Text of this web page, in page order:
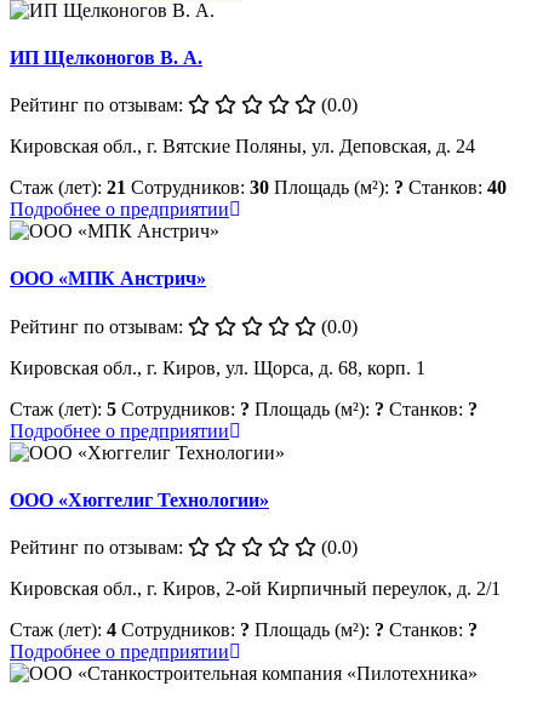
ИП Щелконогов В. А.
Рейтинг по отзывам:
(0.0)
Кировская обл., г. Вятские Поляны, ул. Деповская, д. 24
Стаж (лет): 21 Сотрудников: 30 Площадь (м²): ? Станков: 40
Подробнее о предприятии
ООО «МПК Анстрич»
Рейтинг по отзывам:
(0.0)
Кировская обл., г. Киров, ул. Щорса, д. 68, корп. 1
Стаж (лет): 5 Сотрудников: ? Площадь (м²): ? Станков: ?
Подробнее о предприятии
ООО «Хюггелиг Технологии»
Рейтинг по отзывам:
(0.0)
Кировская обл., г. Киров, 2-ой Кирпичный переулок, д. 2/1
Стаж (лет): 4 Сотрудников: ? Площадь (м²): ? Станков: ?
Подробнее о предприятии